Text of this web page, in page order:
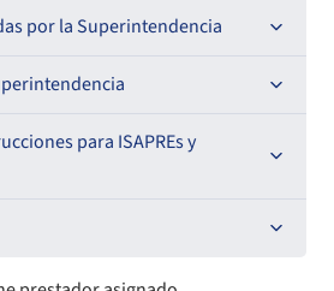
de Ley
por la Superintendencia
de normas que afecten a
de Licitaciones Públicas
para ISAPREs y
Maestros